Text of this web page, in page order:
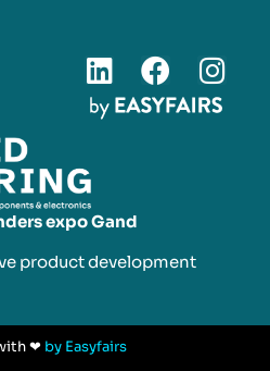
expo Gand
product development​
❤ by Easyfairs